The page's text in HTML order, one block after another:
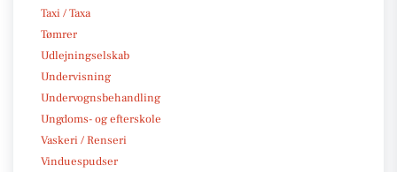
Taxi / Taxa
Tømrer
Udlejningselskab
Undervisning
Undervognsbehandling
Ungdoms- og efterskole
Vaskeri / Renseri
Vinduespudser